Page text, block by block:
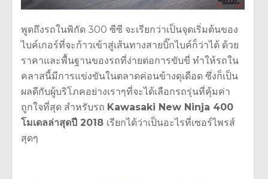
พูดถึงรถในพิกัด 300 ซีซี จะเรียกว่าเป็นจุดเริ่มต้นของ
ไบค์เกอร์ที่จะก้าวเข้าสู่เส้นทางสายบิ๊กไบค์ก็ว่าได้ ด้วย
ราคาและพื้นฐานของรถที่ง่ายต่อการขับขี่ ทำให้รถใน
คลาสนี้มีการแข่งขันในตลาดค่อนข้างดุเดือด ซึ่งก็เป็น
ผลดีกับผู้บริโภคอย่างเราๆที่จะได้เลือกรถรุ่นที่คุ้มค่า
ถูกใจที่สุด สำหรับรถ Kawasaki New Ninja 400
โมเดลล่าสุดปี 2018 เรียกได้ว่าเป็นอะไรที่เซอร์ไพรส์
สุดๆ